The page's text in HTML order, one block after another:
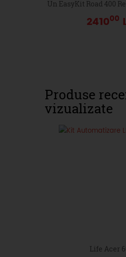
Un EasyKit Road 400
241000
Produse
vizualizate
Life Acer